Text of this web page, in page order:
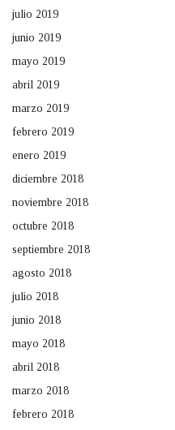
julio 2019
junio 2019
mayo 2019
abril 2019
marzo 2019
febrero 2019
enero 2019
diciembre 2018
noviembre 2018
octubre 2018
septiembre 2018
agosto 2018
julio 2018
junio 2018
mayo 2018
abril 2018
marzo 2018
febrero 2018